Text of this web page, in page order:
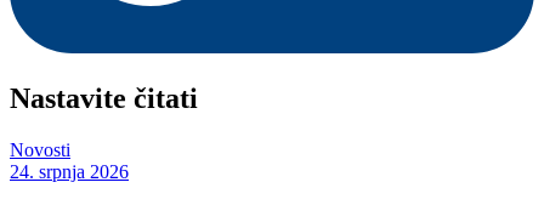
Nastavite čitati
Novosti
24. srpnja 2026